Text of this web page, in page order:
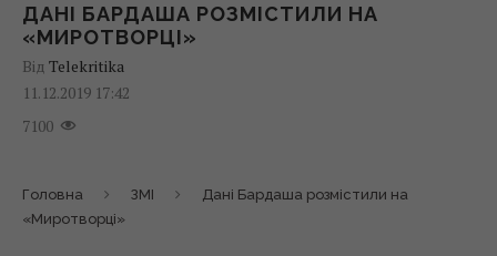
ДАНІ БАРДАША РОЗМІСТИЛИ НА
«МИРОТВОРЦІ»
Від Telekritika
11.12.2019 17:42
7100
Головна ЗМІ
Дані Бардаша розмістили на
«Миротворці»